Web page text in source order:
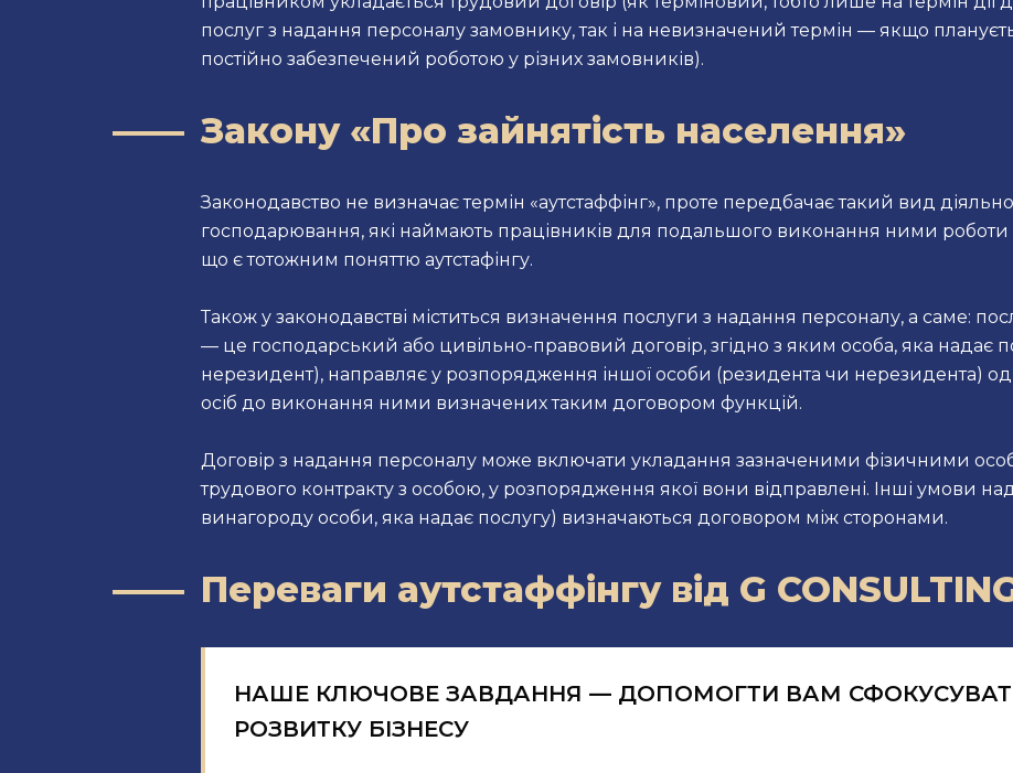
послуг з надання персоналу замовнику, так і на невизначений термін — якщо
постійно забезпечений роботою у різних замовників).
Закону «Про зайнятість населення»
Законодавство не визначає термін «аутстаффінг», проте передбачає такий вид
господарювання, які наймають працівників для подальшого виконання ними роботи
що є тотожним поняттю аутстафінгу.
Також у законодавстві міститься визначення послуги з надання персоналу, а саме:
— це господарський або цивільно-правовий договір, згідно з яким особа, яка надає
нерезидент), направляє у розпорядження іншої особи (резидента чи нерезидента)
осіб до виконання ними визначених таким договором функцій.
Договір з надання персоналу може включати укладання зазначеними фізичними
трудового контракту з особою, у розпорядження якої вони відправлені. Інші умови
винагороду особи, яка надає послугу) визначаються договором між сторонами.
Переваги аутстаффінгу від G
НАШЕ КЛЮЧОВЕ ЗАВДАННЯ — ДОПОМОГТИ ВАМ
РОЗВИТКУ БІЗНЕСУ